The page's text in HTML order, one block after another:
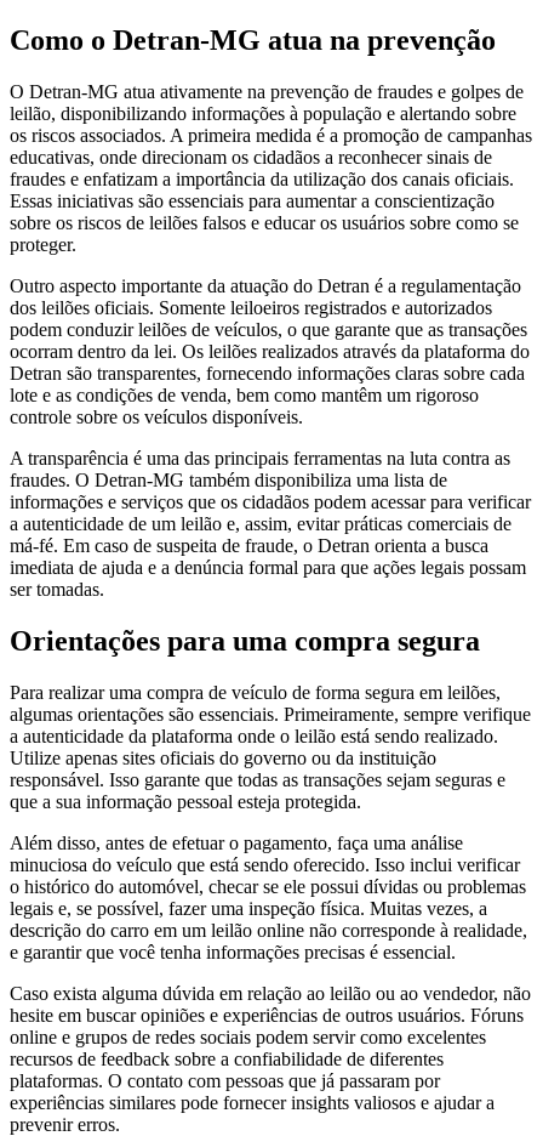
Como o Detran-MG atua na prevenção
O Detran-MG atua ativamente na prevenção de fraudes e golpes de
leilão, disponibilizando informações à população e alertando sobre
os riscos associados. A primeira medida é a promoção de campanhas
educativas, onde direcionam os cidadãos a reconhecer sinais de
fraudes e enfatizam a importância da utilização dos canais oficiais.
Essas iniciativas são essenciais para aumentar a conscientização
sobre os riscos de leilões falsos e educar os usuários sobre como se
proteger.
Outro aspecto importante da atuação do Detran é a regulamentação
dos leilões oficiais. Somente leiloeiros registrados e autorizados
podem conduzir leilões de veículos, o que garante que as transações
ocorram dentro da lei. Os leilões realizados através da plataforma do
Detran são transparentes, fornecendo informações claras sobre cada
lote e as condições de venda, bem como mantêm um rigoroso
controle sobre os veículos disponíveis.
A transparência é uma das principais ferramentas na luta contra as
fraudes. O Detran-MG também disponibiliza uma lista de
informações e serviços que os cidadãos podem acessar para verificar
a autenticidade de um leilão e, assim, evitar práticas comerciais de
má-fé. Em caso de suspeita de fraude, o Detran orienta a busca
imediata de ajuda e a denúncia formal para que ações legais possam
ser tomadas.
Orientações para uma compra segura
Para realizar uma compra de veículo de forma segura em leilões,
algumas orientações são essenciais. Primeiramente, sempre verifique
a autenticidade da plataforma onde o leilão está sendo realizado.
Utilize apenas sites oficiais do governo ou da instituição
responsável. Isso garante que todas as transações sejam seguras e
que a sua informação pessoal esteja protegida.
Além disso, antes de efetuar o pagamento, faça uma análise
minuciosa do veículo que está sendo oferecido. Isso inclui verificar
o histórico do automóvel, checar se ele possui dívidas ou problemas
legais e, se possível, fazer uma inspeção física. Muitas vezes, a
descrição do carro em um leilão online não corresponde à realidade,
e garantir que você tenha informações precisas é essencial.
Caso exista alguma dúvida em relação ao leilão ou ao vendedor, não
hesite em buscar opiniões e experiências de outros usuários. Fóruns
online e grupos de redes sociais podem servir como excelentes
recursos de feedback sobre a confiabilidade de diferentes
plataformas. O contato com pessoas que já passaram por
experiências similares pode fornecer insights valiosos e ajudar a
prevenir erros.